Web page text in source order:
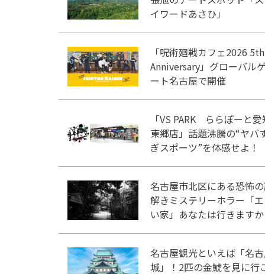
イワードあさひ」
「呪術廻戦カフェ2026 5th
Anniversary」グローバルゲ
ート名古屋で開催
「VS PARK ららぽーと愛
東郷店」話題沸騰の“ヤバ
ぎスポーツ”を体感せよ！
名古屋市北区にある恐怖
解きミステリーホラー「
い家」あなたは行きますか
名古屋観光といえば「名
城」！2匹の金鯱を見に行